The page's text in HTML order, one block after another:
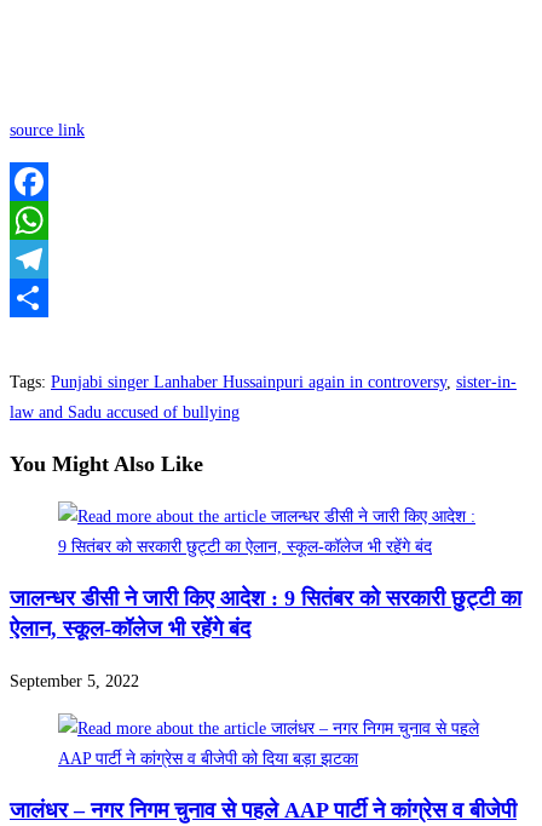
source link
Facebook
WhatsApp
Telegram
Tags: Punjabi singer Lanhaber Hussainpuri again in controversy, sister-in-
law and Sadu accused of bullying
You Might Also Like
जालन्धर डीसी ने जारी किए आदेश : 9 सितंबर को सरकारी छुट्टी का
ऐलान, स्कूल-कॉलेज भी रहेंगे बंद
September 5, 2022
जालंधर – नगर निगम चुनाव से पहले AAP पार्टी ने कांग्रेस व बीजेपी